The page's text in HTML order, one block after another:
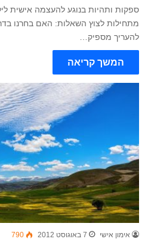
ספקות ותהיות בנוגע להעצמה אישית
מתחילות לצוץ השאלות: האם בחרנו
להעריך מספיק…
המשך קריאה
אימון אישי 7 באוגוסט 2012 790